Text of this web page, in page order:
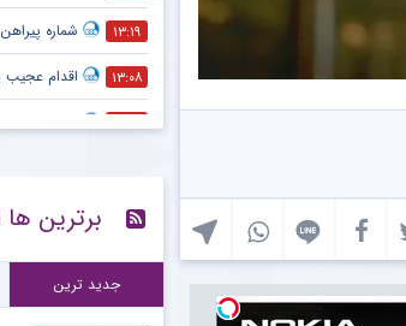
۱۳:۱۹ شماره پیراهن
۱۳:۰۸ اقدام عجیب
۱۲:۵۱
۱۲:۲۹ توصیه حیاتی
۱۲:۱۶ پرسپولیس
برترین
جدید ترین